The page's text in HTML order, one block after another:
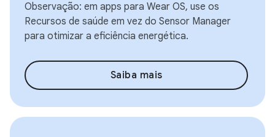
Observação: em apps para Wear OS, use os
Recursos de saúde em vez do Sensor Manager
para otimizar a eficiência energética.
Saiba mais